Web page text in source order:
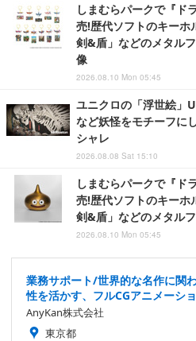
しまむらパークで『ド
売!歴代ソフトのキーホ
剣&盾」などのメタル
像
2026.08.10 Mon 05:45
ユニクロの「浮世絵」
など妖怪をモチーフに
シャレ
2026.08.08 Sat 15:10
しまむらパークで『ド
売!歴代ソフトのキーホ
剣&盾」などのメタル
2026.08.10 Mon 05:45
業務サポート/世界的な名作に関
性を活かす、フルCGアニメーシ
AnyKan株式会社
東京都